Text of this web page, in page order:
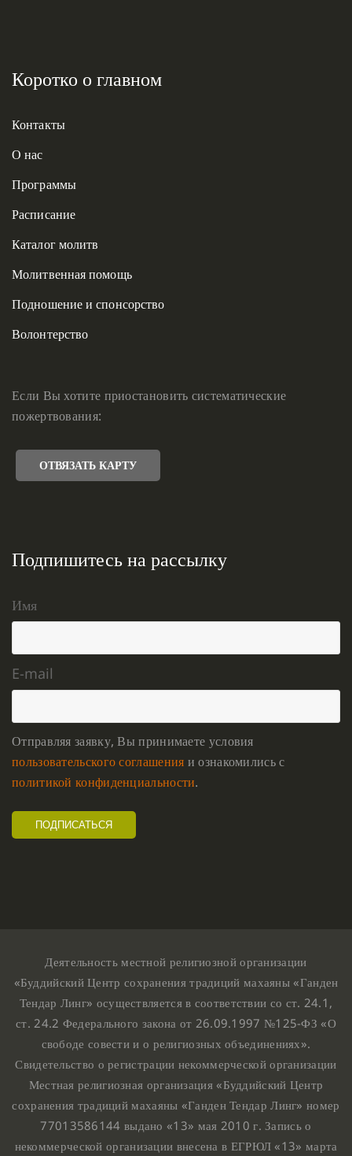
Коротко о главном
Контакты
О нас
Программы
Расписание
Каталог молитв
Молитвенная помощь
Подношение и спонсорство
Волонтерство
Если Вы хотите приостановить систематические
пожертвования:
ОТВЯЗАТЬ КАРТУ
Подпишитесь на рассылку
Имя
E-mail
Отправляя заявку, Вы принимаете условия
пользовательского соглашения и ознакомились с
политикой конфиденциальности.
Деятельность местной религиозной организации
«Буддийский Центр сохранения традиций махаяны «Ганден
Тендар Линг» осуществляется в соответствии со ст. 24.1,
ст. 24.2 Федерального закона от 26.09.1997 №125-ФЗ «О
свободе совести и о религиозных объединениях».
Свидетельство о регистрации некоммерческой организации
Местная религиозная организация «Буддийский Центр
сохранения традиций махаяны «Ганден Тендар Линг» номер
77013586144 выдано «13» мая 2010 г. Запись о
некоммерческой организации внесена в ЕГРЮЛ «13» марта